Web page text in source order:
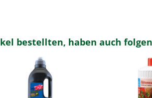
bestellten, haben auch